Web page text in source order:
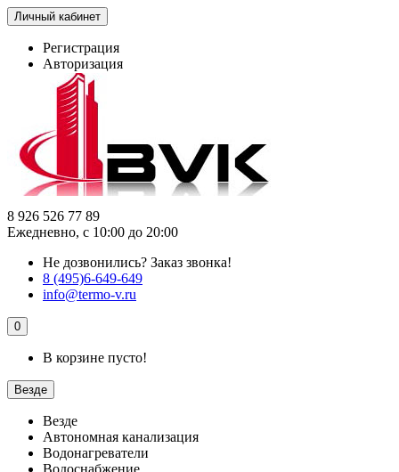
Личный кабинет
Регистрация
Авторизация
8 926 526 77 89
Ежедневно, с 10:00 до 20:00
Не дозвонились? Заказ звонка!
8 (495)6-649-649
info@termo-v.ru
0
В корзине пусто!
Везде
Везде
Автономная канализация
Водонагреватели
Водоснабжение